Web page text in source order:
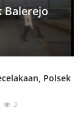
Balerejo
Polsek
3